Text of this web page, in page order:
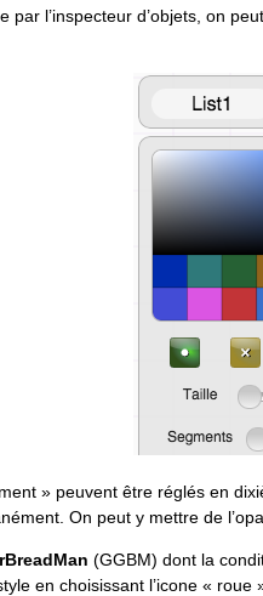
par l’inspecteur d’objets, on
» peuvent être réglés en
On peut y mettre de
(GGBM) dont la
en choisissant l’icone « roue